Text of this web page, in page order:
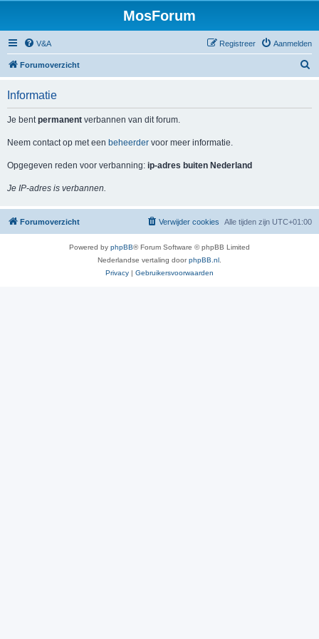
MosForum
V&A Aanmelden
Registreer
Forumoverzicht
Informatie
Je bentpermanent verbannen van dit forum.
Neem contact op met een beheerder voor meer informatie.
Opgegeven reden voor verbanning: ip-adres buiten Nederland
Je IP-adres is verbannen.
Forumoverzicht Alle tijden zijn UTC+01:00
Verwijder cookies
Powered by phpBB® Forum Software © phpBB Limited
Nederlandse vertaling doorphpBB.nl
Privacy | Gebruikersvoorwaarden